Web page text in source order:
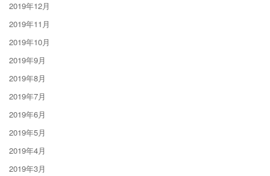
2019年12月
2019年11月
2019年10月
2019年9月
2019年8月
2019年7月
2019年6月
2019年5月
2019年4月
2019年3月